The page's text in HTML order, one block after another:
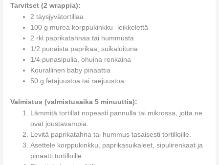
Tarvitset (2 wrappia):
2 täysjyvätortillaa
100 g murea korppukinkku -leikkelettä
2 rkl paprikatahnaa tai hummusta
1/2 punaista paprikaa, suikaloituna
1/4 punasipulia, ohuina renkaina
Kourallinen baby pinaattia
50 g fetajuustoa tai raejuustoa
Valmistus (valmistusaika 5 minuuttia):
Lämmitä tortillat nopeasti pannulla tai mikrossa, jotta ne
ovat joustavampia.
Levitä paprikatahna tai hummus tasaisesti tortilloille.
Asettele korppukinkku, paprikasuikaleet, sipulirenkaat ja
pinaatti tortilloille.